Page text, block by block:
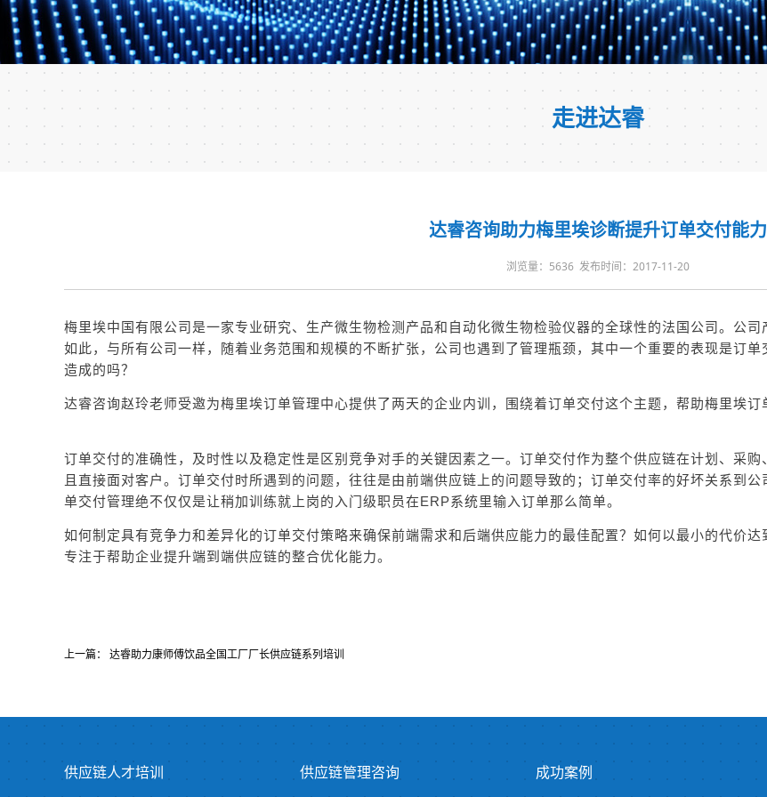
走进达睿
达睿咨询助力梅里埃诊断提升订单交付能力
浏览量：5636 发布时间：2017-11-20
梅里埃中国有限公司是一家专业研究、生产微生物检测产品和自动化微生物检验仪器的全球性的法国公司。公
如此，与所有公司一样，随着业务范围和规模的不断扩张，公司也遇到了管理瓶颈，其中一个重要的表现是订
造成的吗？
达睿咨询赵玲老师受邀为梅里埃订单管理中心提供了两天的企业内训，围绕着订单交付这个主题，帮助梅里埃
订单交付的准确性，及时性以及稳定性是区别竞争对手的关键因素之一。订单交付作为整个供应链在计划、采
且直接面对客户。订单交付时所遇到的问题，往往是由前端供应链上的问题导致的；订单交付率的好坏关系到
单交付管理绝不仅仅是让稍加训练就上岗的入门级职员在ERP系统里输入订单那么简单。
如何制定具有竞争力和差异化的订单交付策略来确保前端需求和后端供应能力的最佳配置？如何以最小的代价
专注于帮助企业提升端到端供应链的整合优化能力。
上一篇： 达睿助力康师傅饮品全国工厂厂长供应链系列培训
供应链人才培训 供应链管理咨询 成功案例